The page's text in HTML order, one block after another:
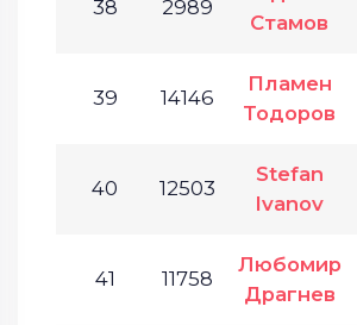
38 2989
Стамов
39 14146
Пламен
Тодоров
40 12503
Stefan
Ivanov
41 11758
Любомир
Драгнев